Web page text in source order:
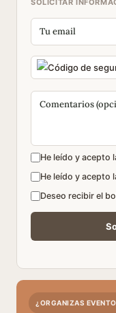
SOLICITAR
He leído y acepto
He leído y acepto
Deseo recibir el
¿ORGANIZAS